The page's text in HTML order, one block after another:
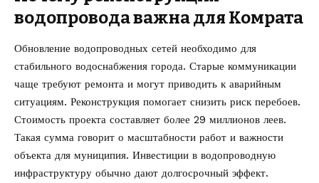
водопровода важна для Комрата
Обновление водопроводных сетей необходимо для
стабильного водоснабжения города. Старые коммуникации
чаще требуют ремонта и могут приводить к аварийным
ситуациям. Реконструкция помогает снизить риск перебоев.
Стоимость проекта составляет более 29 миллионов леев.
Такая сумма говорит о масштабности работ и важности
объекта для муниципия. Инвестиции в водопроводную
инфраструктуру обычно дают долгосрочный эффект.